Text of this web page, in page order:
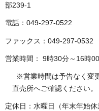
部239-1
電話：049-297-0522
ファックス：049-297-0532
営業時間： 9時30分～16時
※営業時間は予告なく変
直売所へご確認ください。
定休日：水曜日（年末年始休